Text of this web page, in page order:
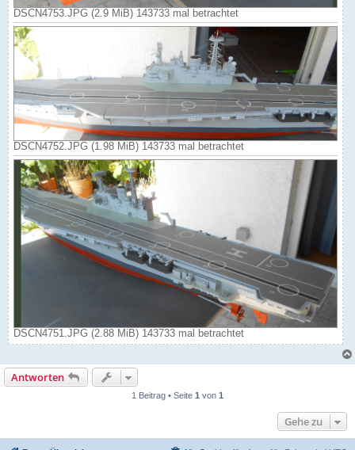
DSCN4753.JPG (2.9 MiB) 143733 mal betrachtet
DSCN4752.JPG (1.98 MiB) 143733 mal betrachtet
DSCN4751.JPG (2.88 MiB) 143733 mal betrachtet
Antworten
1 Beitrag • Seite 1 von 1
Gehe zu